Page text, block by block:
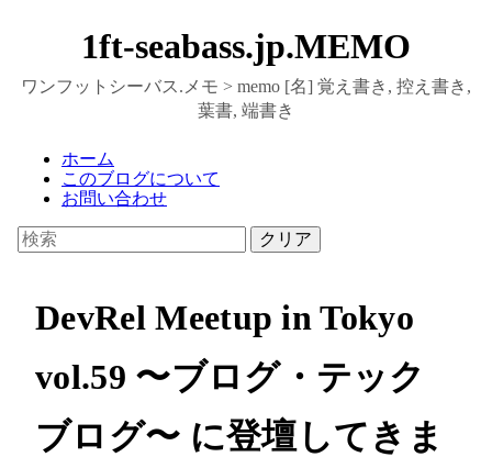
1ft-seabass.jp.MEMO
ワンフットシーバス.メモ > memo [名] 覚え書き, 控え書き,
葉書, 端書き
ホーム
このブログについて
お問い合わせ
クリア
DevRel Meetup in Tokyo
vol.59 〜ブログ・テック
ブログ〜 に登壇してきま